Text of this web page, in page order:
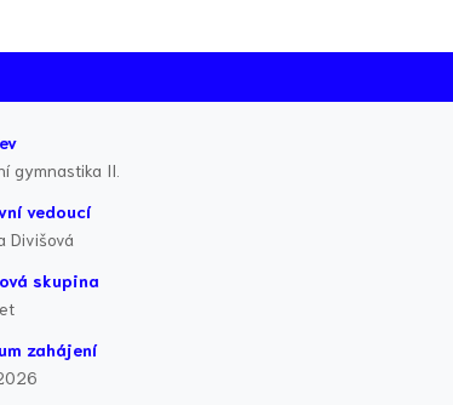
gymnastika II.
vedoucí
Divišová
skupina
zahájení